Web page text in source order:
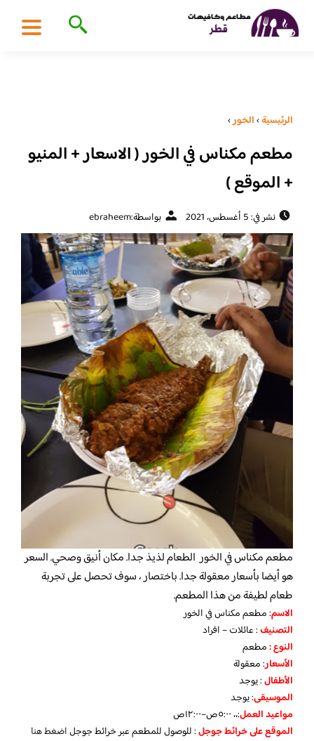
الرئيسية›الخور›
مطعم مكناس في الخور ( الاسعار + المنيو
+ الموقع )
نشر في: 5 أغسطس، 2021 بواسطة:ebraheem
مطعم مكناس في الخور الطعام لذيذ جدا. مكان أنيق وصحي. السعر
هو أيضا بأسعار معقولة جدا. باختصار ، سوف تحصل على تجربة
طعام لطيفة من هذا المطعم.
الاسم: مطعم مكناس في الخور
التصنيف: عائلات – افراد
النوع :مطعم
الأسعار:معقولة
الأطفال:يوجد
الموسيقى:يوجد
مواعيد العمل:،، ٥:٠٠ص–١٢:٠٠ص
الموقع على خرائط جوجل: للوصول للمطعم عبر خرائط جوجلاضغط هنا